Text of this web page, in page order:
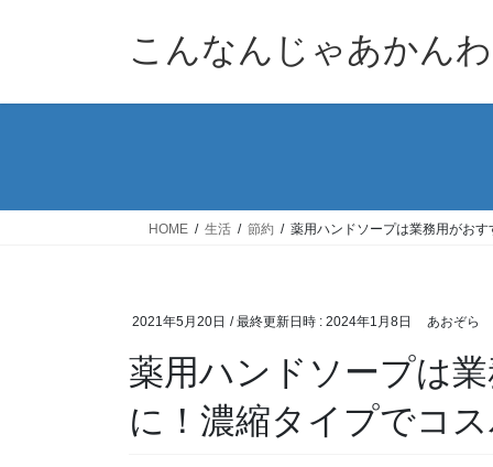
こんなんじゃあかんわ
HOME 生活 節約 薬用ハンドソープは業務用がお
2021年5月20日 / 最終更新日時 : 2024年1月8日 あおぞら
薬用ハンドソープは
に！濃縮タイプでコス